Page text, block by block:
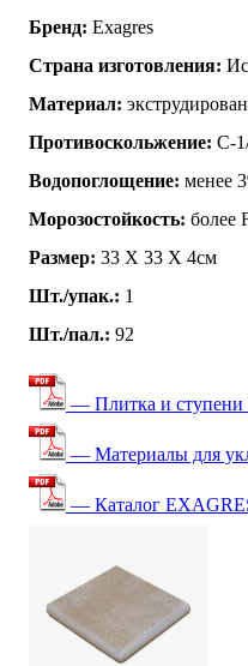
Бренд: Exagres
Страна изготовления:
Материал:
Противоскольжение: C-
Водопоглощение: менее
Морозостойкость: более
Размер: 33 Х 33 X 4см
Шт./упак.: 1
Шт./пал.: 92
— Плитка и
— Материалы для
— Каталог